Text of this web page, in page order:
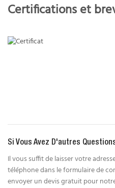
Certifications et
Si Vous Avez D'autres
Il vous suffit de laisser votre
téléphone dans le formulaire de
envoyer un devis gratuit pour